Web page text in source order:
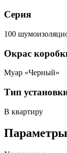
Серия
100
Окрас
Муар «Черный»
Тип
В квартиру
Параметры